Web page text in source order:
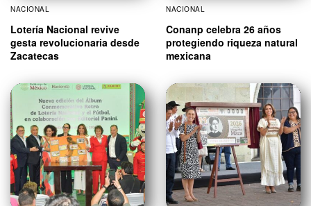
NACIONAL
Lotería Nacional revive
gesta revolucionaria desde
Zacatecas
NACIONAL
Conanp celebra 26 años
protegiendo riqueza natural
mexicana